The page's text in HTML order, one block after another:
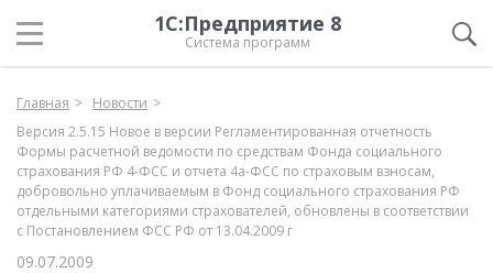
1С:Предприятие 8
Система программ
Главная
Новости
Версия 2.5.15 Новое в версии Регламентированная отчетность
Формы расчетной ведомости по средствам Фонда социального
страхования РФ 4-ФСС и отчета 4а-ФСС по страховым взносам,
добровольно уплачиваемым в Фонд социального страхования РФ
отдельными категориями страхователей, обновлены в соответствии
с Постановлением ФСС РФ от 13.04.2009 г
09.07.2009